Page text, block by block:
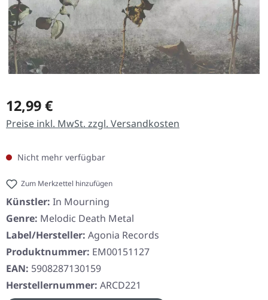
Regulärer Preis:
12,99 €
Preise inkl. MwSt. zzgl. Versandkosten
Nicht mehr verfügbar
Zum Merkzettel hinzufügen
Künstler: In Mourning
Genre: Melodic Death Metal
Label/Hersteller: Agonia Records
Produktnummer: EM00151127
EAN: 5908287130159
Herstellernummer: ARCD221